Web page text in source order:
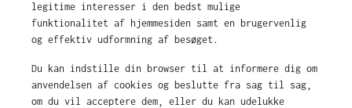
legitime interesser i den bedst mulige
funktionalitet af hjemmesiden samt en brugervenlig
og effektiv udformning af besøget.
Du kan indstille din browser til at informere dig om
anvendelsen af cookies og beslutte fra sag til sag,
om du vil acceptere dem, eller du kan udelukke